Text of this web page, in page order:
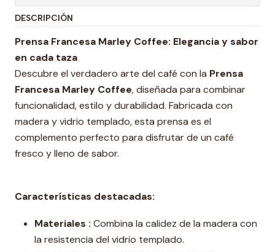
DESCRIPCIÓN
Prensa Francesa Marley Coffee: Elegancia y sabor
en cada taza
Descubre el verdadero arte del café con la Prensa
Francesa Marley Coffee, diseñada para combinar
funcionalidad, estilo y durabilidad. Fabricada con
madera y vidrio templado, esta prensa es el
complemento perfecto para disfrutar de un café
fresco y lleno de sabor.
Características destacadas:
Materiales : Combina la calidez de la madera con
la resistencia del vidrio templado.